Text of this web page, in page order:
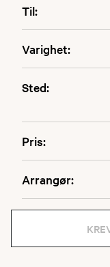
Til:
Varighet:
Sted:
Pris:
Arrangør: